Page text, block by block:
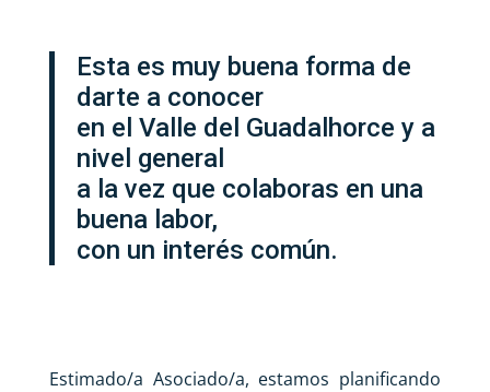
Esta es muy buena forma de
darte a conocer
en el Valle del Guadalhorce y a
nivel general
a la vez que colaboras en una
buena labor,
con un interés común.
Estimado/a Asociado/a, estamos planificando